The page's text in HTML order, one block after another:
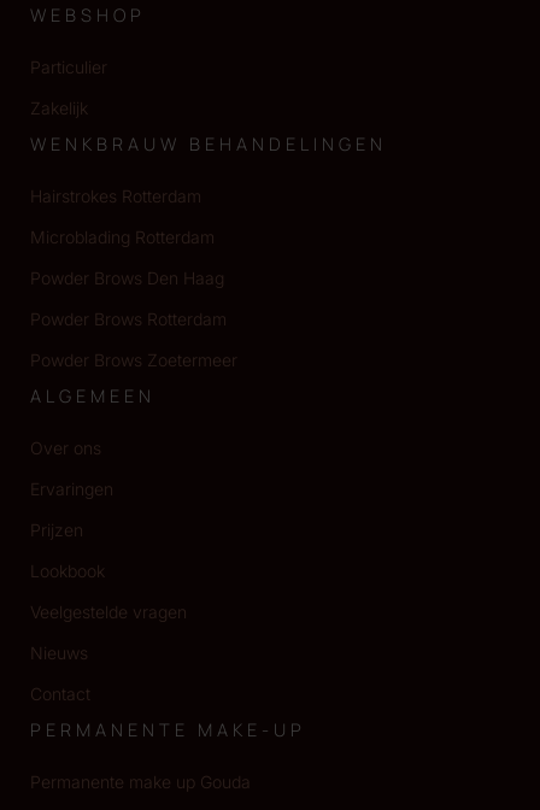
WEBSHOP
Particulier
Zakelijk
WENKBRAUW BEHANDELINGEN
Hairstrokes Rotterdam
Microblading Rotterdam
Powder Brows Den Haag
Powder Brows Rotterdam
Powder Brows Zoetermeer
ALGEMEEN
Over ons
Ervaringen
Prijzen
Lookbook
Veelgestelde vragen
Nieuws
Contact
PERMANENTE MAKE-UP
Permanente make up Gouda